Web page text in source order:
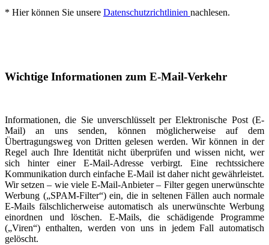
* Hier können Sie unsere Datenschutzrichtlinien nachlesen.
Wichtige Informationen zum E-Mail-Verkehr
Informationen, die Sie unverschlüsselt per Elektronische Post (E-
Mail) an uns senden, können möglicherweise auf dem
Übertragungsweg von Dritten gelesen werden. Wir können in der
Regel auch Ihre Identität nicht überprüfen und wissen nicht, wer
sich hinter einer E-Mail-Adresse verbirgt. Eine rechtssichere
Kommunikation durch einfache E-Mail ist daher nicht gewährleistet.
Wir setzen – wie viele E-Mail-Anbieter – Filter gegen unerwünschte
Werbung („SPAM-Filter“) ein, die in seltenen Fällen auch normale
E-Mails fälschlicherweise automatisch als unerwünschte Werbung
einordnen und löschen. E-Mails, die schädigende Programme
(„Viren“) enthalten, werden von uns in jedem Fall automatisch
gelöscht.